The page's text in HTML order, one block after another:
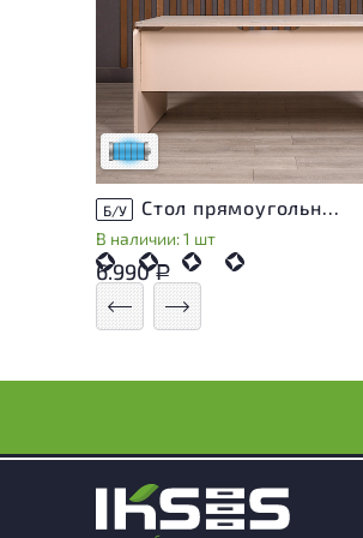
Состояние товара приближено к
могут присутствовать
следы эксплуатации
Низкая степень износа
Б/У Стол прямоугольный Accord ДСП Дуб Россия
В наличии: 1 шт
6.990Р